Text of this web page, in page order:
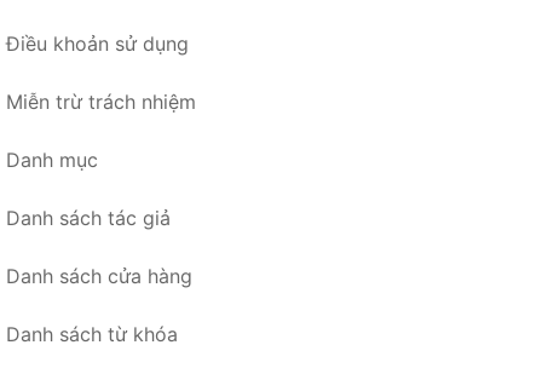
Điều khoản sử dụng
Miễn trừ trách nhiệm
Danh mục
Danh sách tác giả
Danh sách cửa hàng
Danh sách từ khóa